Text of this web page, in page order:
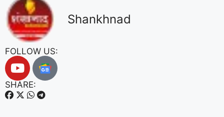
Shankhnad
FOLLOW US:
SHARE: